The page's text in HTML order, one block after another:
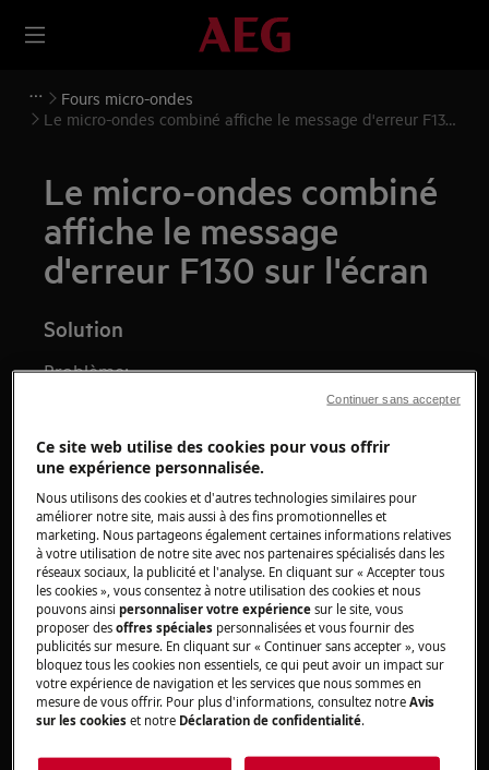
Fours micro-ondes
Le micro-ondes combiné affiche le message d'erreur F130
Le micro-ondes combiné
affiche le message
d'erreur F130 sur l'écran
Solution
Problème:
message d'erreur F130 à l'écran. Cela
indique un problème de contrôle.
Concerne:
Micro-ondes combiné
Solution:
Veuillez contacter notre service après-
vente pour un rendez-vous.
Si les suggestions ci-dessus n'ont pas résolu le
problème, nous vous recommandons de
demander la visite d'un technicien.
Ce site web utilise des cookies pour vous offrir
une expérience personnalisée.
Nous utilisons des cookies et d'autres technologies similaires pour
améliorer notre site, mais aussi à des fins promotionnelles et
marketing. Nous partageons également certaines informations relatives
à votre utilisation de notre site avec nos partenaires spécialisés dans les
réseaux sociaux, la publicité et l'analyse. En cliquant sur « Accepter tous
les cookies », vous consentez à notre utilisation des cookies et nous
pouvons ainsipersonnaliser votre expériencesur le site, vous
proposer desoffres spéciales personnalisées et vous fournir des
publicités sur mesure. En cliquant sur « Continuer sans accepter », vous
bloquez tous les cookies non essentiels, ce qui peut avoir un impact sur
votre expérience de navigation et les services que nous sommes en
mesure de vous offrir. Pour plus d'informations, consultez notreAvis
sur les cookies et notre Déclaration de confidentialité.
Continuer sans accepter